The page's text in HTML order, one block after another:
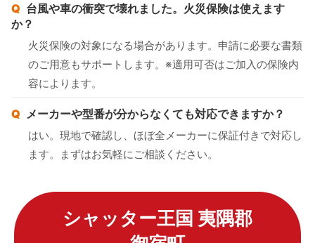
台風や車の衝突で壊れました。火災保険は使えます
か？
火災保険の対象になる場合があります。申請に必要な書類
のご用意もサポートします。※適用可否はご加入の保険内
容によります。
メーカーや型番が分からなくても対応できますか？
はい。現地で確認し、ほぼ全メーカーに保証付きで対応し
ます。まずはお気軽にご相談ください。
シャッター王国 夷隅郡